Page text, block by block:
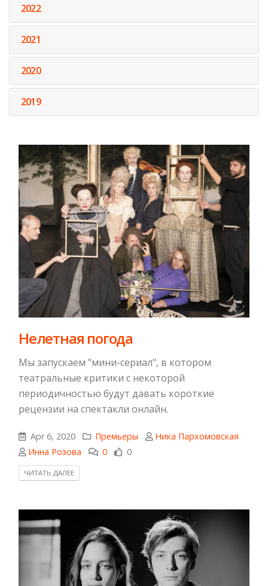
2022
2021
2020
2019
Нелетная погода
Мы запускаем "мини-сериал", в котором
театральные критики с некоторой
периодичностью будут давать короткие
рецензии на спектакли онлайн.
Apr 6, 2020 Премьеры
Ника Пархомовская
Инна Розова
0 0
ЧИТАТЬ ДАЛЕЕ